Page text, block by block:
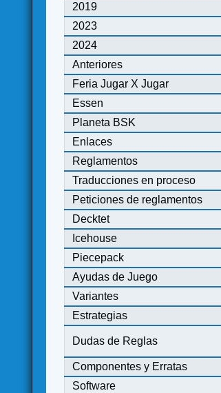
2019
2023
2024
Anteriores
Feria Jugar X Jugar
Essen
Planeta BSK
Enlaces
Reglamentos
Traducciones en proceso
Peticiones de reglamentos
Decktet
Icehouse
Piecepack
Ayudas de Juego
Variantes
Estrategias
Dudas de Reglas
Componentes y Erratas
Software